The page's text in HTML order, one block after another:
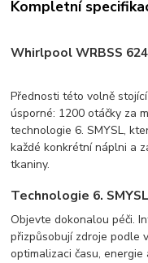
Kompletní
Whirlpool WRBSS
Přednosti této volně
úsporné: 1200 otáčky za
technologie 6. SMYSL,
každé konkrétní náplni a
tkaniny.
Technologie 6. SMYSL
Objevte dokonalou péči.
přizpůsobují zdroje podle
optimalizaci času, energie